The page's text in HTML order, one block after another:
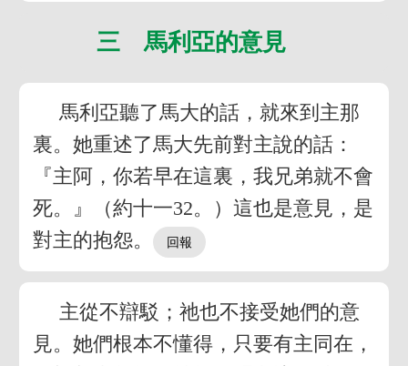
三 馬利亞的意見
馬利亞聽了馬大的話，就來到主那
裏。她重述了馬大先前對主說的話：
『主阿，你若早在這裏，我兄弟就不會
死。』（約十一32。）這也是意見，是
對主的抱怨。
主從不辯駁；祂也不接受她們的意
見。她們根本不懂得，只要有主同在，